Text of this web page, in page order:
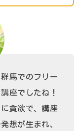
馬でのフリー
座でしたね！
貪欲で、講座
想が生まれ、